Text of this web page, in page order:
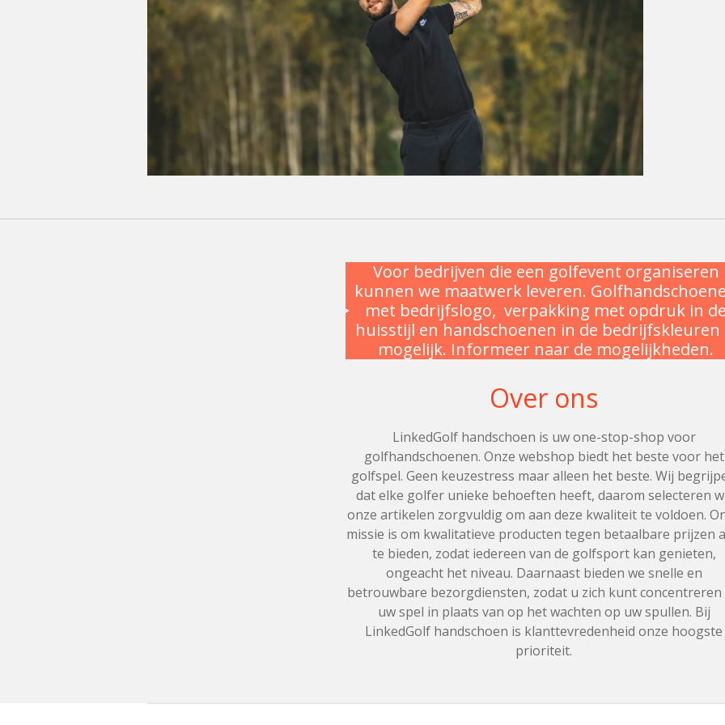
Voor bedrijven die een golfevent organiseren
kunnen we maatwerk leveren.
met bedrijfslogo, verpakking met opdruk in de
huisstijl en handschoenen in de bedrijfskleuren
mogelijk. Informeer naar de mogelijkheden.
Over ons
LinkedGolf handschoen is uw one-stop-shop voor
golfhandschoenen. Onze webshop biedt het beste voor het
golfspel. Geen keuzestress maar alleen het beste. Wij
dat elke golfer unieke behoeften heeft, daarom selecteren
onze artikelen zorgvuldig om aan deze kwaliteit te voldoen.
missie is om kwalitatieve producten tegen betaalbare prijzen
te bieden, zodat iedereen van de golfsport kan genieten,
ongeacht het niveau. Daarnaast bieden we snelle en
betrouwbare bezorgdiensten, zodat u zich kunt concentreren
uw spel in plaats van op het wachten op uw spullen. Bij
LinkedGolf handschoen is klanttevredenheid onze hoogste
prioriteit.